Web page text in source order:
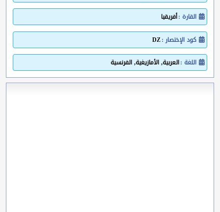
القارة :أفريقيا
كود الإختصار :DZ
اللغة :العربية, الأمازيغية, الفرنسية